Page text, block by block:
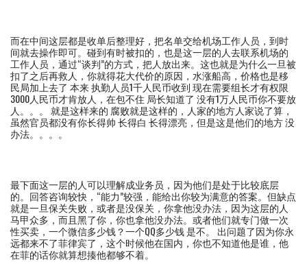
而在中间这层都是收单后整理好，把名单交给机场工作人员，到时
间就去操作即可。碰到有时被扣的，也是这一层的人去联系机场的
工作人员，通过“谈判”的方式，把人放出来。这也就是为什么一旦被
扣了之后再救人，你就得花大代价的原因，水涨船高，价格也是移
民局加上去了 本来 执勤人员1千人民币收到 现在需要组长才有权限
3000人民币才肯放人，在包不住 局长知道了 没有1万人民币你不要放
人。。。 就是这样来的 腐败就是这样的，人家的地方人家说了算，
虽然官员都没有你长得帅 长得白 长得漂亮，但是这是他们的地方 没
办法。。。。
最下面这一层的人可以理解成业务员，因为他们是处于比较底层
的。回答咨询较快，“能力”较强，能给出你较为满意的答案。但缺点
就是一旦保关失败，或者是没保关，你拿他没办法，因为这层的人
马甲众多，而且黑了你，你也拿他没办法。或者他们就专门做一次
性买卖，一个微信多少钱？一个QQ多少钱 是不。 出问题了因为你永
远都来不了菲律宾了，这个时候他在国内，你也不知道他是谁，他
在菲的话你就算想揍他都够不着。